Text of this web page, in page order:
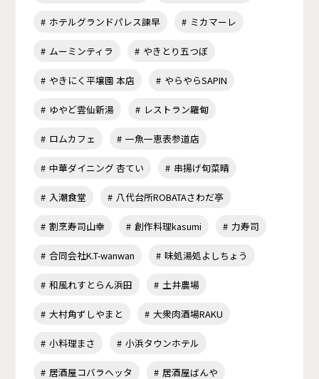
ホテルグランドパレス諫早 ミカマーレ
ムーミンティラ やきとり五つぼ
やきにく平壌園 本店 やらやらSAPIN
ゆやど雲仙新湯 レストラン羅甸
ロムカフェ 一魚一恵表参道店
中華ダイニング 杏てい 串揚げ旬菜晴
入潮食堂 八代台所ROBATAさわだ亭
割烹寿司山幸 創作料理kasumi 力寿司
合同会社K.T-wanwan 味処湯処よしちょう
和風れすとらん浜田 土井農場
大村角ずしやまと 大衆肉酒場RAKU
小料理まさ 小浜タウンホテル
居酒屋コバラヘッタ 居酒屋ばんや